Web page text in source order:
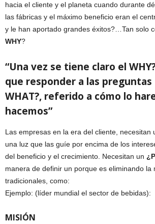
hacia el cliente y el planeta cuando durante
las fábricas y el máximo beneficio eran el
y le han aportado grandes éxitos?…Tan solo
WHY?
“Una vez se tiene claro el
que responder a las preguntas
WHAT?, referido a cómo lo
hacemos”
Las empresas en la era del cliente, necesitan
una luz que las guíe por encima de los
del beneficio y el crecimiento. Necesitan un
manera de definir un porque es eliminando la
tradicionales, como:
Ejemplo: (líder mundial el sector de bebidas):
MISIÓN